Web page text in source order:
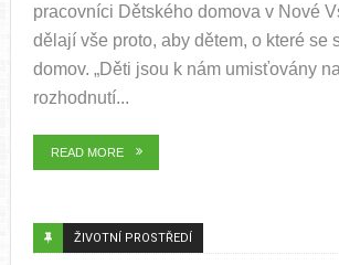
pracovníci Dětského domova v Nové
dělají vše proto, aby dětem, o které se
domov. „Děti jsou k nám umisťovány
rozhodnutí...
READ MORE
ŽIVOTNÍ PROSTŘEDÍ